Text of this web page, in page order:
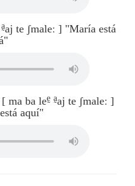
a̰aj te ʃmaleː ] "María está
[ ma ba leḛ a̰aj te ʃmaleː ]
aquí"